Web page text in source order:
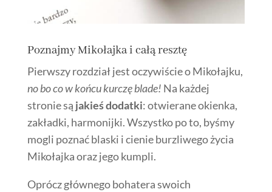
Poznajmy Mikołajka i całą resztę
Pierwszy rozdział jest oczywiście o Mikołajku,
no bo co w końcu kurczę blade! Na każdej
stronie są jakieś dodatki: otwierane okienka,
zakładki, harmonijki. Wszystko po to, byśmy
mogli poznać blaski i cienie burzliwego życia
Mikołajka oraz jego kumpli.
Oprócz głównego bohatera swoich